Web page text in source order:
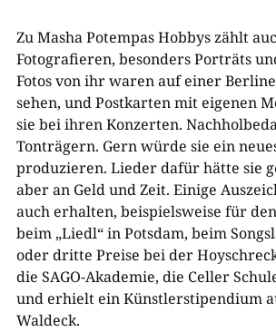
Zu Masha Potempas Hobbys zählt
Fotografieren, besonders Porträts
Fotos von ihr waren auf einer
sehen, und Postkarten mit eigenen
sie bei ihren Konzerten.
Tonträgern. Gern würde sie ein
produzieren. Lieder dafür hätte sie
aber an Geld und Zeit. Einige
auch erhalten, beispielsweise für
beim „Liedl“ in Potsdam, beim
oder dritte Preise bei der
die SAGO-Akademie, die Celler
und erhielt ein Künstlerstipendium
Waldeck.